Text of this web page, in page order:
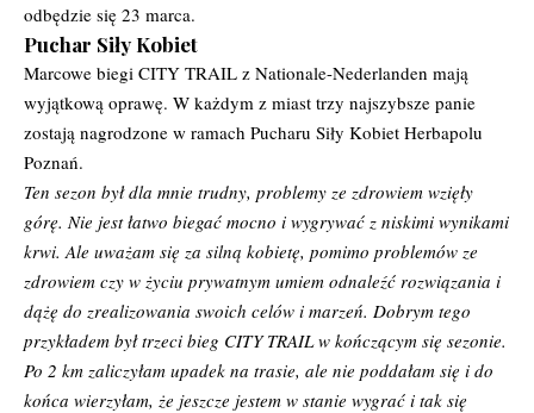
odbędzie się 23 marca.
Puchar Siły Kobiet
Marcowe biegi CITY TRAIL z Nationale-Nederlanden mają
wyjątkową oprawę. W każdym z miast trzy najszybsze panie
zostają nagrodzone w ramach Pucharu Siły Kobiet Herbapolu
Poznań.
Ten sezon był dla mnie trudny, problemy ze zdrowiem wzięły
górę. Nie jest łatwo biegać mocno i wygrywać z niskimi wynikami
krwi. Ale uważam się za silną kobietę, pomimo problemów ze
zdrowiem czy w życiu prywatnym umiem odnaleźć rozwiązania i
dążę do zrealizowania swoich celów i marzeń. Dobrym tego
przykładem był trzeci bieg CITY TRAIL w kończącym się sezonie.
Po 2 km zaliczyłam upadek na trasie, ale nie poddałam się i do
końca wierzyłam, że jeszcze jestem w stanie wygrać i tak się